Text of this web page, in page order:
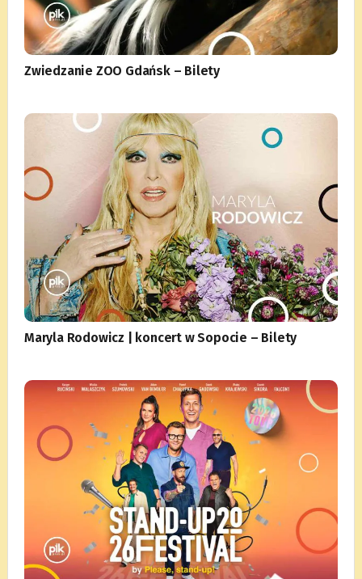
Zwiedzanie ZOO Gdańsk – Bilety
Maryla Rodowicz | koncert w Sopocie – Bilety